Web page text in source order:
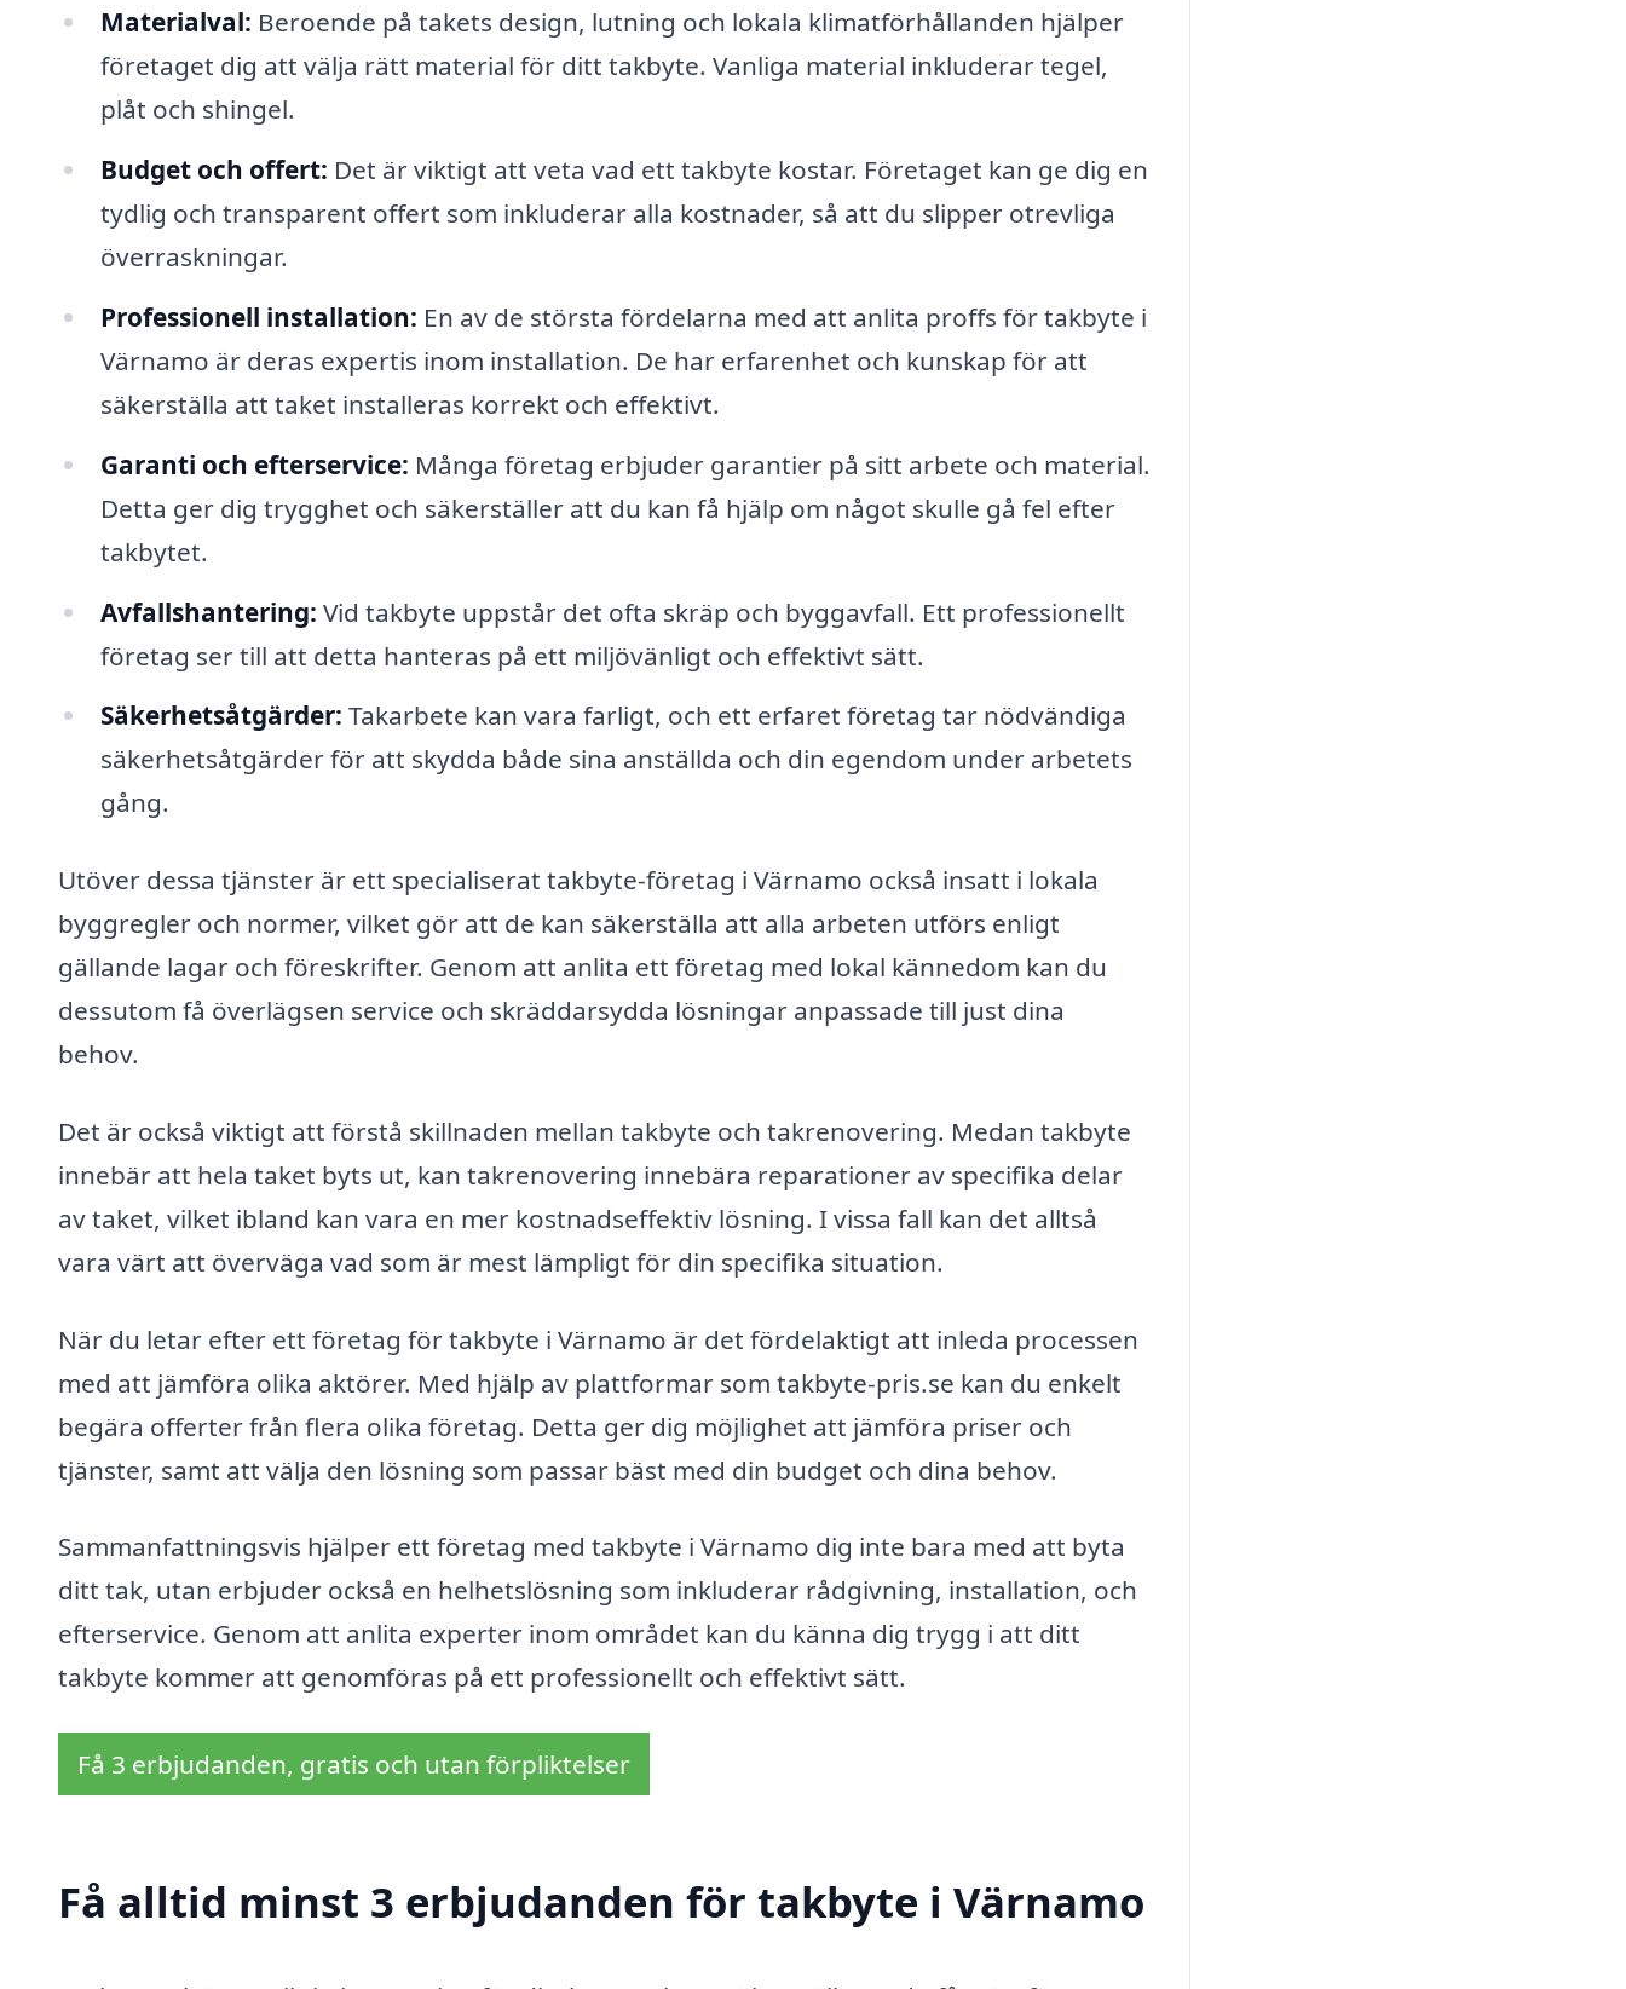
Materialval: Beroende på takets design, lutning och lokala klimatförhållanden hjälper
företaget dig att välja rätt material för ditt takbyte. Vanliga material inkluderar tegel,
plåt och shingel.
Budget och offert: Det är viktigt att veta vad ett takbyte kostar. Företaget kan ge dig en
tydlig och transparent offert som inkluderar alla kostnader, så att du slipper otrevliga
överraskningar.
Professionell installation: En av de största fördelarna med att anlita proffs för takbyte i
Värnamo är deras expertis inom installation. De har erfarenhet och kunskap för att
säkerställa att taket installeras korrekt och effektivt.
Garanti och efterservice: Många företag erbjuder garantier på sitt arbete och material.
Detta ger dig trygghet och säkerställer att du kan få hjälp om något skulle gå fel efter
takbytet.
Avfallshantering: Vid takbyte uppstår det ofta skräp och byggavfall. Ett professionellt
företag ser till att detta hanteras på ett miljövänligt och effektivt sätt.
Säkerhetsåtgärder: Takarbete kan vara farligt, och ett erfaret företag tar nödvändiga
säkerhetsåtgärder för att skydda både sina anställda och din egendom under arbetets
gång.
Utöver dessa tjänster är ett specialiserat takbyte-företag i Värnamo också insatt i lokala
byggregler och normer, vilket gör att de kan säkerställa att alla arbeten utförs enligt
gällande lagar och föreskrifter. Genom att anlita ett företag med lokal kännedom kan du
dessutom få överlägsen service och skräddarsydda lösningar anpassade till just dina
behov.
Det är också viktigt att förstå skillnaden mellan takbyte och takrenovering. Medan takbyte
innebär att hela taket byts ut, kan takrenovering innebära reparationer av specifika delar
av taket, vilket ibland kan vara en mer kostnadseffektiv lösning. I vissa fall kan det alltså
vara värt att överväga vad som är mest lämpligt för din specifika situation.
När du letar efter ett företag för takbyte i Värnamo är det fördelaktigt att inleda processen
med att jämföra olika aktörer. Med hjälp av plattformar som takbyte-pris.se kan du enkelt
begära offerter från flera olika företag. Detta ger dig möjlighet att jämföra priser och
tjänster, samt att välja den lösning som passar bäst med din budget och dina behov.
Sammanfattningsvis hjälper ett företag med takbyte i Värnamo dig inte bara med att byta
ditt tak, utan erbjuder också en helhetslösning som inkluderar rådgivning, installation, och
efterservice. Genom att anlita experter inom området kan du känna dig trygg i att ditt
takbyte kommer att genomföras på ett professionellt och effektivt sätt.
Få 3 erbjudanden, gratis och utan förpliktelser
Få alltid minst 3 erbjudanden för takbyte i Värnamo